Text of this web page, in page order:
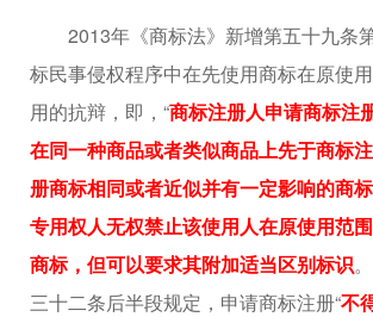
2013年《商标法》新增第五十九条
标民事侵权程序中在先使用商标在原使
用的抗辩，即，“商标注册人申请商标注
在同一种商品或者类似商品上先于商标
册商标相同或者近似并有一定影响的商
专用权人无权禁止该使用人在原使用范
商标，但可以要求其附加适当区别标识
三十二条后半段规定，申请商标注册“不